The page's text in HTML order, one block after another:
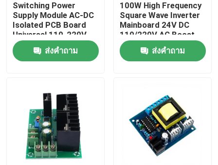
หน้าแรก
เกี่ยวกับเรา
ทัวร์โรงงาน
การควบคุมคุณภาพ
Switching Power
Supply Module AC-DC
Isolated PCB Board
Universal 110-220V
Input Dual Output 12V
0.5A + 5V Compact
ส่งคำถาม
100W High Frequency
Square Wave Inverter
Mainboard 24V DC
110/220V AC Boost
Converter Module
Compact Power
Supply AC-DC
ส่งคำถาม